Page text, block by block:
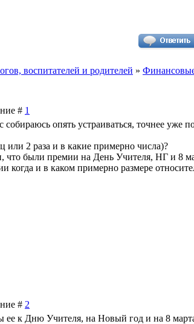
воспитателей и родителей »
# 1
опять устраиваться, точнее уже
или 2 раза и в какие примерно числа)?
что были премии на День Учителя, НГ и 8
и в каком примерно размере
# 2
ее к Дню Учителя, на Новый год и на 8